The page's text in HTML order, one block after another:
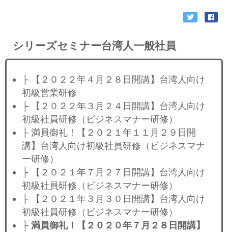
シリーズセミナー台湾人一般社員
├ 【２０２２年４月２８日開講】台湾人向け
初級営業研修
├ 【２０２２年３月２４日開講】台湾人向け
初級社員研修（ビジネスマナー研修）
├ 満員御礼！【２０２１年１１月２９日開
講】台湾人向け初級社員研修（ビジネスマナ
ー研修）
├ 【２０２１年７月２７日開講】台湾人向け
初級社員研修（ビジネスマナー研修）
├ 【２０２１年３月３０日開講】台湾人向け
初級社員研修（ビジネスマナー研修）
├ 満員御礼！【２０２０年７月２８日開講】